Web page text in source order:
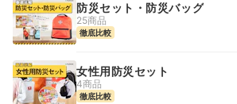
防災セット・防災バッグ
25商品
徹底比較
女性用防災セット
4商品
徹底比較